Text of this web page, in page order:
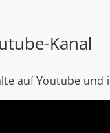
Kanal
auf Youtube und